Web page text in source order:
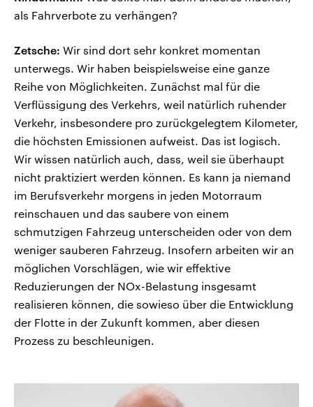
als Fahrverbote zu verhängen?
Zetsche: Wir sind dort sehr konkret momentan
unterwegs. Wir haben beispielsweise eine ganze
Reihe von Möglichkeiten. Zunächst mal für die
Verflüssigung des Verkehrs, weil natürlich ruhender
Verkehr, insbesondere pro zurückgelegtem Kilometer,
die höchsten Emissionen aufweist. Das ist logisch.
Wir wissen natürlich auch, dass, weil sie überhaupt
nicht praktiziert werden können. Es kann ja niemand
im Berufsverkehr morgens in jeden Motorraum
reinschauen und das saubere von einem
schmutzigen Fahrzeug unterscheiden oder von dem
weniger sauberen Fahrzeug. Insofern arbeiten wir an
möglichen Vorschlägen, wie wir effektive
Reduzierungen der NOx-Belastung insgesamt
realisieren können, die sowieso über die Entwicklung
der Flotte in der Zukunft kommen, aber diesen
Prozess zu beschleunigen.